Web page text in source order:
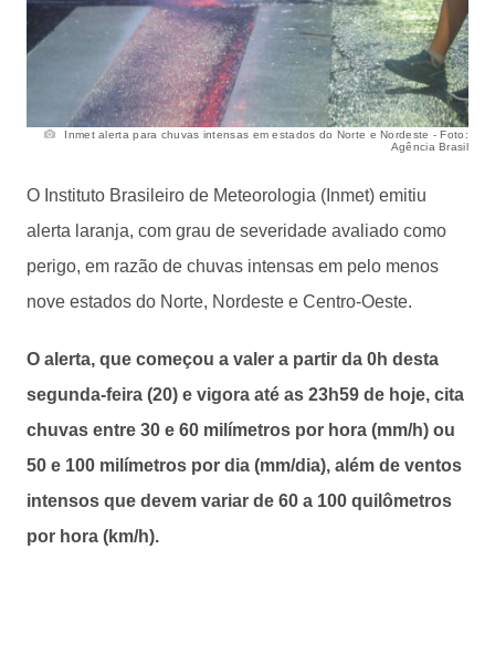
Inmet alerta para chuvas intensas em estados do Norte e Nordeste - Foto:
Agência Brasil
O Instituto Brasileiro de Meteorologia (Inmet) emitiu
alerta laranja, com grau de severidade avaliado como
perigo, em razão de chuvas intensas em pelo menos
nove estados do Norte, Nordeste e Centro-Oeste.
O alerta, que começou a valer a partir da 0h desta
segunda-feira (20) e vigora até as 23h59 de hoje, cita
chuvas entre 30 e 60 milímetros por hora (mm/h) ou
50 e 100 milímetros por dia (mm/dia), além de ventos
intensos que devem variar de 60 a 100 quilômetros
por hora (km/h).